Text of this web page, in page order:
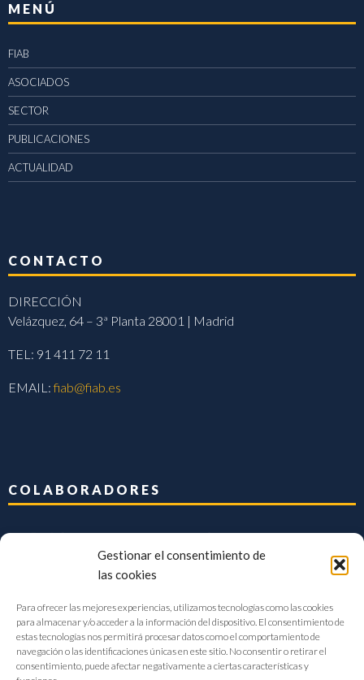
Gestionar el consentimiento de
las cookies
Para ofrecer las mejores experiencias, utilizamos tecnologías como las cookies
para almacenar y/o acceder a la información del dispositivo. El consentimiento de
estas tecnologías nos permitirá procesar datos como el comportamiento de
navegación o las identificaciones únicas en este sitio. No consentir o retirar el
consentimiento, puede afectar negativamente a ciertas características y
MENÚ
FIAB
ASOCIADOS
SECTOR
PUBLICACIONES
ACTUALIDAD
CONTACTO
DIRECCIÓN
Velázquez, 64 – 3ª Planta 28001 | Madrid
TEL: 91 411 72 11
EMAIL:fiab@fiab.es
COLABORADORES